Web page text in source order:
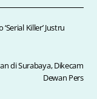
Killer’ Justru
di Surabaya, Dikecam
Dewan Pers